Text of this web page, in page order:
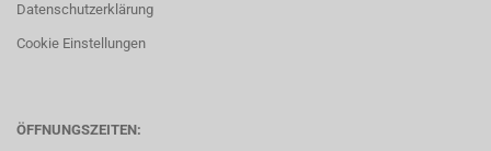
Datenschutzerklärung
Cookie Einstellungen
ÖFFNUNGSZEITEN: